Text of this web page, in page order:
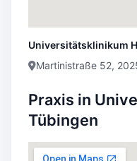
Universitätsklinikum
Martinistraße 52,
Praxis in
Tübingen